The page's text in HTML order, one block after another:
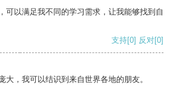
可以满足我不同的学习需求，让我能够找到自
支持[0] 反对[0]
大，我可以结识到来自世界各地的朋友。